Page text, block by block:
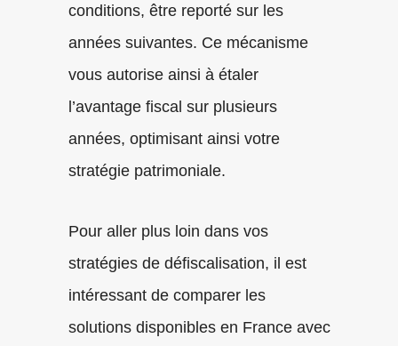
conditions, être reporté sur les
années suivantes. Ce mécanisme
vous autorise ainsi à étaler
l’avantage fiscal sur plusieurs
années, optimisant ainsi votre
stratégie patrimoniale.
Pour aller plus loin dans vos
stratégies de défiscalisation, il est
intéressant de comparer les
solutions disponibles en France avec